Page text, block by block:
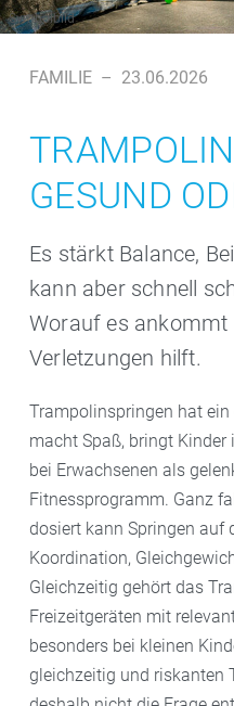
Symbolbild
FAMILIE – 23.06.2026
GESUND
Es stärkt Balance,
kann aber schnell
Worauf es ankommt
Verletzungen hilft.
Trampolinspringen hat
macht Spaß, bringt
bei Erwachsenen als
Fitnessprogramm. Ganz
dosiert kann Springen auf
Koordination,
Gleichzeitig gehört das
Freizeitgeräten mit
besonders bei kleinen
gleichzeitig und riskanten